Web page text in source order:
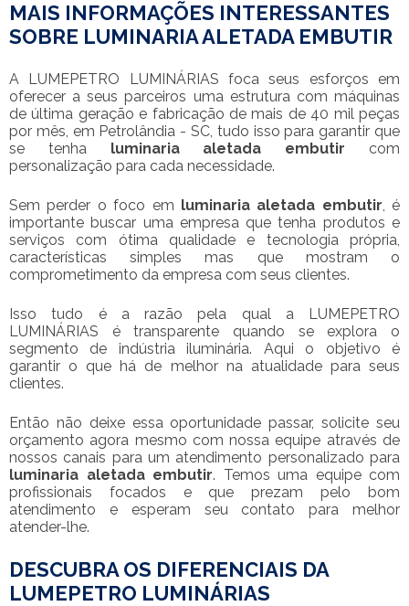
MAIS INFORMAÇÕES INTERESSANTES
SOBRE LUMINARIA ALETADA EMBUTIR
A LUMEPETRO LUMINÁRIAS foca seus esforços em
oferecer a seus parceiros uma estrutura com máquinas
de última geração e fabricação de mais de 40 mil peças
por mês, em Petrolândia - SC, tudo isso para garantir que
se tenha luminaria aletada embutir com
personalização para cada necessidade.
Sem perder o foco em luminaria aletada embutir, é
importante buscar uma empresa que tenha produtos e
serviços com ótima qualidade e tecnologia própria,
características simples mas que mostram o
comprometimento da empresa com seus clientes.
Isso tudo é a razão pela qual a LUMEPETRO
LUMINÁRIAS é transparente quando se explora o
segmento de indústria iluminária. Aqui o objetivo é
garantir o que há de melhor na atualidade para seus
clientes.
Então não deixe essa oportunidade passar, solicite seu
orçamento agora mesmo com nossa equipe através de
nossos canais para um atendimento personalizado para
luminaria aletada embutir. Temos uma equipe com
profissionais focados e que prezam pelo bom
atendimento e esperam seu contato para melhor
atender-lhe.
DESCUBRA OS DIFERENCIAIS DA
LUMEPETRO LUMINÁRIAS